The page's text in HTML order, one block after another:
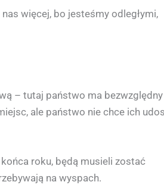
więcej, bo jesteśmy odległymi,
– tutaj państwo ma bezwzględny
ale państwo nie chce ich
roku, będą musieli zostać
na wyspach.